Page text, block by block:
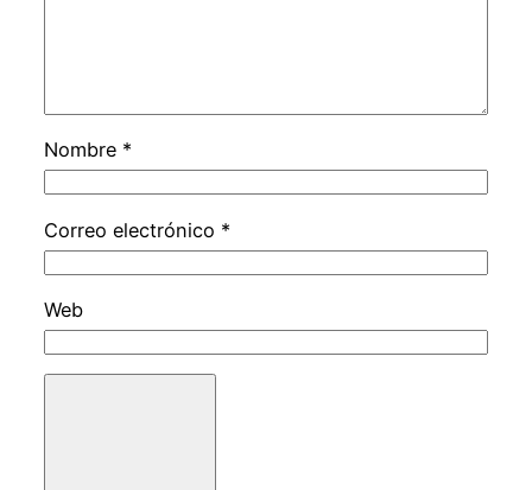
Nombre *
Correo electrónico *
Web